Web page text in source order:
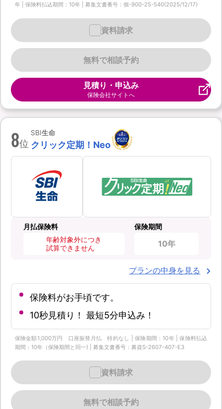
年 | 保険料払込期間：10年 | 募集文書番号：個-900-25-540(2025/12/17)
無料で相談予約
資料請求
見積り・申込み
保険会社サイトへ
8位
SBI生命
クリック定期！Neo
月払保険料
年齢対象外につき
試算できません
保険期間
10年
プランの中身を見る
保険料がお手頃です。
10秒見積り！ 最短5分申込み！
保険金額1,000万円 口座振替月払 特約なし | 保険期間：10年 | 保険料払込
期間：10年（保険期間と同一) | 募集文書番号：募資S-2607-407-E3
無料で相談予約
資料請求